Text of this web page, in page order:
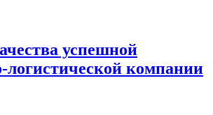
успешной
логистической компании